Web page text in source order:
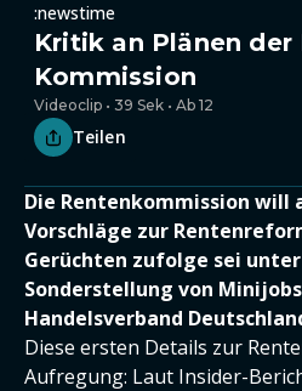
:newstime
Kritik an Plänen der
Kommission
Videoclip • 39 Sek • Ab 12
Teilen
Die Rentenkommission will
Vorschläge zur
Gerüchten zufolge sei
Sonderstellung von
Handelsverband
Diese ersten Details zur
Aufregung: Laut Insider-